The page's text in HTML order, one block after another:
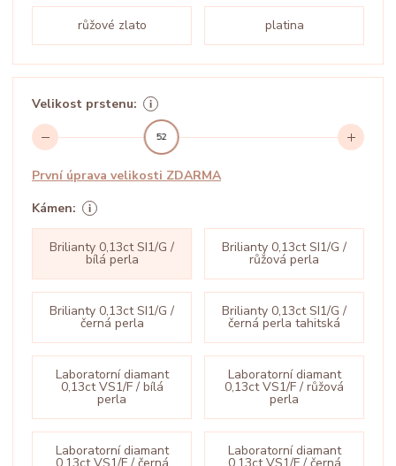
růžové zlato platina
Velikost prstenu:
52
První úprava velikosti ZDARMA
Kámen:
Brilianty 0,13ct SI1/G /
bílá perla
Brilianty 0,13ct SI1/G /
růžová perla
Brilianty 0,13ct SI1/G /
černá perla
Brilianty 0,13ct SI1/G /
černá perla tahitská
Laboratorní diamant
0,13ct VS1/F / bílá
perla
Laboratorní diamant
0,13ct VS1/F / růžová
perla
Laboratorní diamant Laboratorní diamant